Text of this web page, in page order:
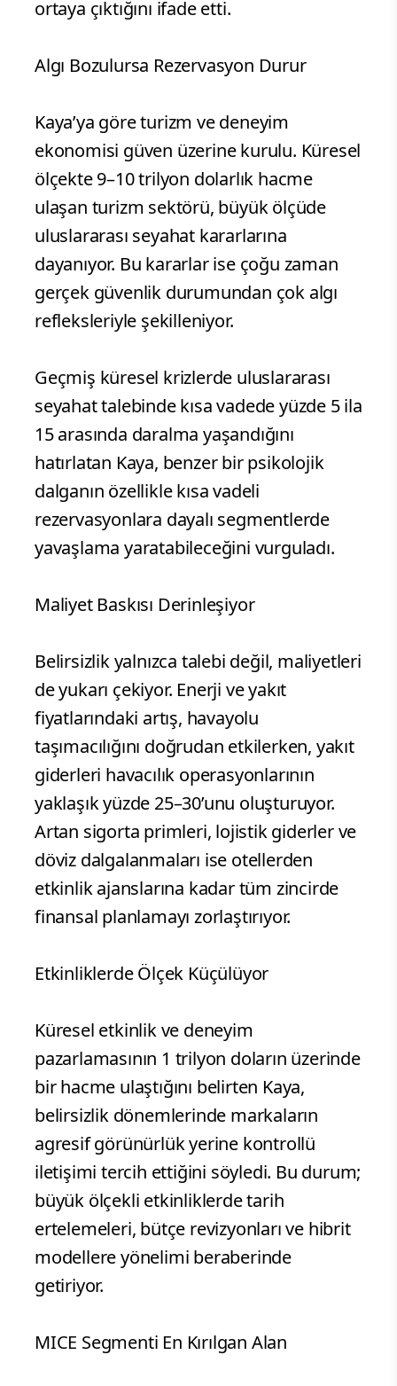
ortaya çıktığını ifade etti.
Algı Bozulursa Rezervasyon Durur
Kaya’ya göre turizm ve deneyim
ekonomisi güven üzerine kurulu. Küresel
ölçekte 9–10 trilyon dolarlık hacme
ulaşan turizm sektörü, büyük ölçüde
uluslararası seyahat kararlarına
dayanıyor. Bu kararlar ise çoğu zaman
gerçek güvenlik durumundan çok algı
refleksleriyle şekilleniyor.
Geçmiş küresel krizlerde uluslararası
seyahat talebinde kısa vadede yüzde 5 ila
15 arasında daralma yaşandığını
hatırlatan Kaya, benzer bir psikolojik
dalganın özellikle kısa vadeli
rezervasyonlara dayalı segmentlerde
yavaşlama yaratabileceğini vurguladı.
Maliyet Baskısı Derinleşiyor
Belirsizlik yalnızca talebi değil, maliyetleri
de yukarı çekiyor. Enerji ve yakıt
fiyatlarındaki artış, havayolu
taşımacılığını doğrudan etkilerken, yakıt
giderleri havacılık operasyonlarının
yaklaşık yüzde 25–30’unu oluşturuyor.
Artan sigorta primleri, lojistik giderler ve
döviz dalgalanmaları ise otellerden
etkinlik ajanslarına kadar tüm zincirde
finansal planlamayı zorlaştırıyor.
Etkinliklerde Ölçek Küçülüyor
Küresel etkinlik ve deneyim
pazarlamasının 1 trilyon doların üzerinde
bir hacme ulaştığını belirten Kaya,
belirsizlik dönemlerinde markaların
agresif görünürlük yerine kontrollü
iletişimi tercih ettiğini söyledi. Bu durum;
büyük ölçekli etkinliklerde tarih
ertelemeleri, bütçe revizyonları ve hibrit
modellere yönelimi beraberinde
getiriyor.
MICE Segmenti En Kırılgan Alan